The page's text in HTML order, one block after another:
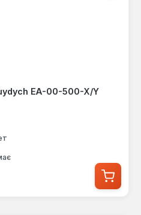
EA-00-500-X/Y